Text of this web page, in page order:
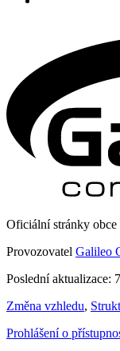
Oficiální stránky
Provozovatel Galileo
Poslední aktualizace:
Změna vzhledu,
Prohlášení o